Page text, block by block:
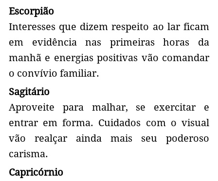
Escorpião
Interesses que dizem respeito ao lar ficam
em evidência nas primeiras horas da
manhã e energias positivas vão comandar
o convívio familiar.
Sagitário
Aproveite para malhar, se exercitar e
entrar em forma. Cuidados com o visual
vão realçar ainda mais seu poderoso
carisma.
Capricórnio